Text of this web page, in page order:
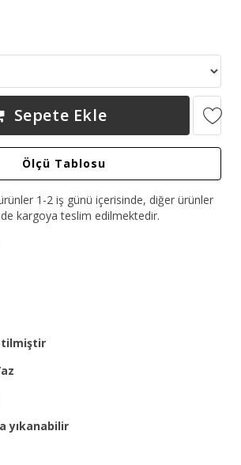
Sepete Ekle
Ölçü Tablosu
1-2 iş günü içerisinde, diğer ürünler
kargoya teslim edilmektedir.
yıkanabilir